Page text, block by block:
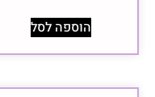
הוספה לסל